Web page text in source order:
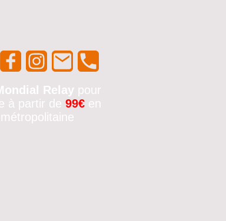
Relay pour
à partir de 99€en